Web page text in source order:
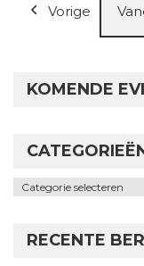
Vorige
KOMENDE
Categorieën
RECENTE